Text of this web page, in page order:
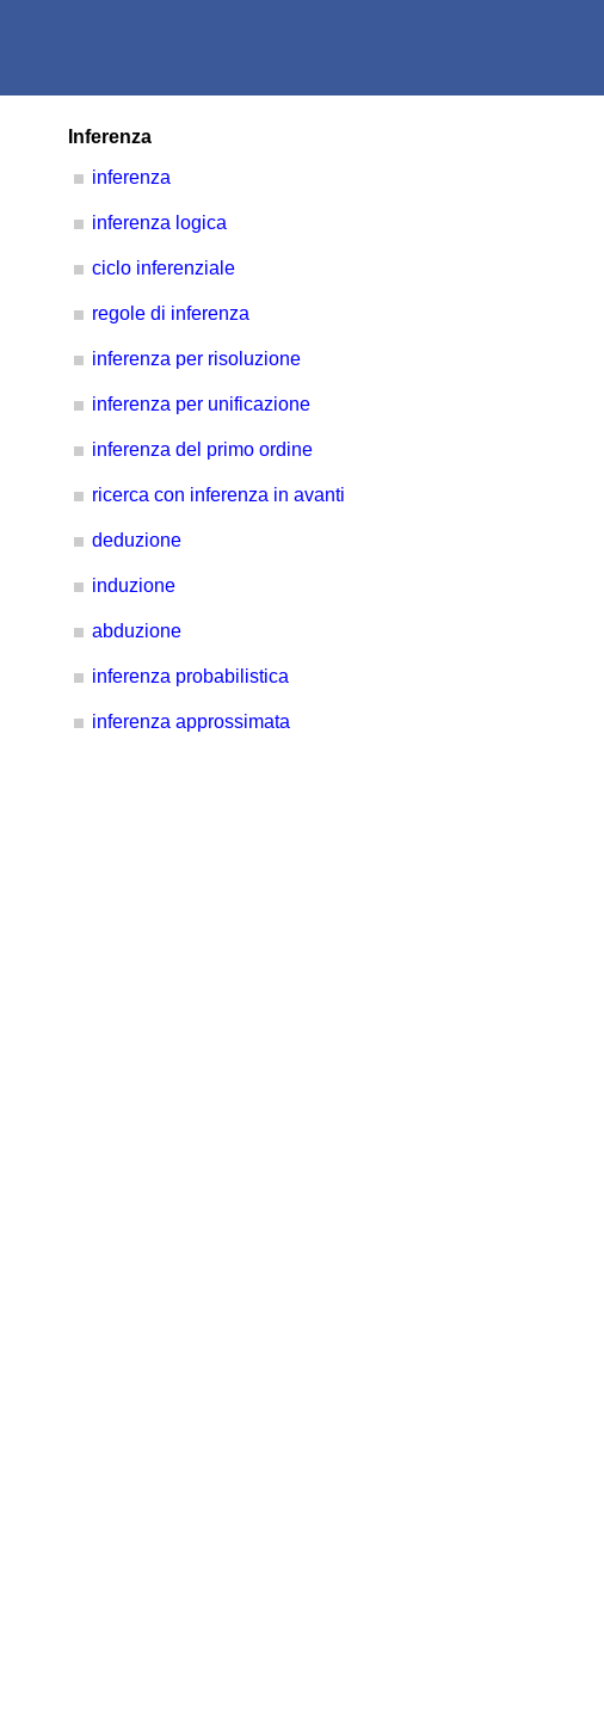
Inferenza
inferenza
inferenza logica
ciclo inferenziale
regole di inferenza
inferenza per risoluzione
inferenza per unificazione
inferenza del primo ordine
ricerca con inferenza in avanti
deduzione
induzione
abduzione
inferenza probabilistica
inferenza approssimata